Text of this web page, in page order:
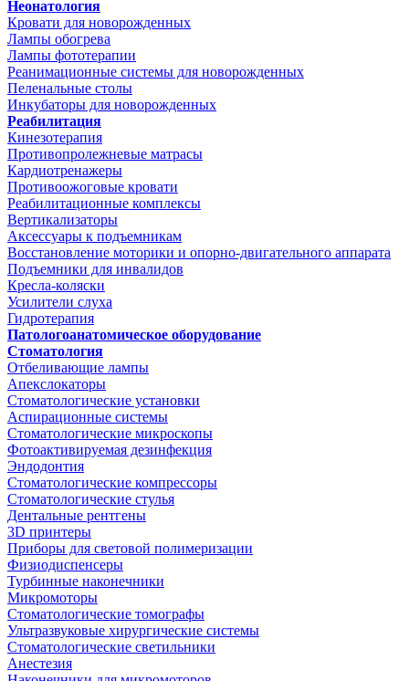
Неонатология
Кровати для новорожденных
Лампы обогрева
Лампы фототерапии
Реанимационные системы для новорожденных
Пеленальные столы
Инкубаторы для новорожденных
Реабилитация
Кинезотерапия
Противопролежневые матрасы
Кардиотренажеры
Противоожоговые кровати
Реабилитационные комплексы
Вертикализаторы
Аксессуары к подъемникам
Восстановление моторики и опорно-двигательного аппарата
Подъемники для инвалидов
Кресла-коляски
Усилители слуха
Гидротерапия
Патологоанатомическое оборудование
Стоматология
Отбеливающие лампы
Апекслокаторы
Стоматологические установки
Аспирационные системы
Стоматологические микроскопы
Фотоактивируемая дезинфекция
Эндодонтия
Стоматологические компрессоры
Стоматологические стулья
Дентальные рентгены
3D принтеры
Приборы для световой полимеризации
Физиодиспенсеры
Турбинные наконечники
Микромоторы
Стоматологические томографы
Ультразвуковые хирургические системы
Стоматологические светильники
Анестезия